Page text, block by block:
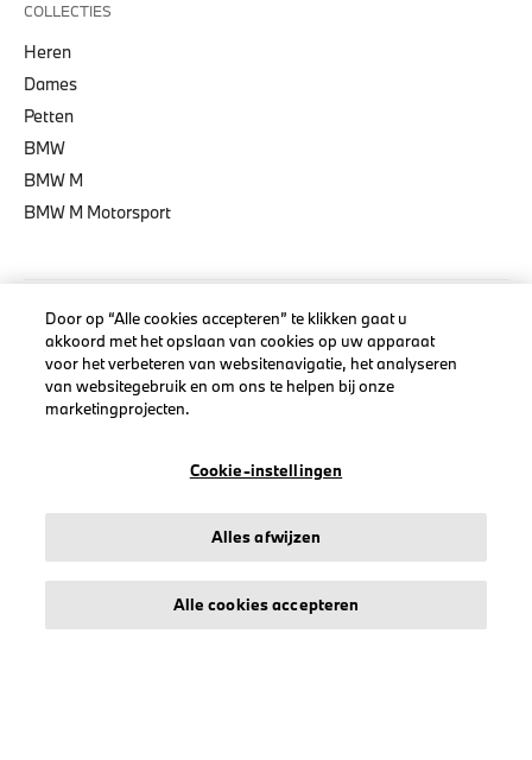
COLLECTIES
Heren
Dames
Petten
BMW
BMW M
BMW M Motorsport
LEGAL
Over stichd
Algemene Voorwaarden
Accessibility Act
© stichd sportmerchandising B.V. Reg. No. 63490757
Door op “Alle cookies accepteren” te klikken gaat u
akkoord met het opslaan van cookies op uw apparaat
voor het verbeteren van websitenavigatie, het analyseren
van websitegebruik en om ons te helpen bij onze
marketingprojecten.
Cookie-instellingen
Alles afwijzen
Alle cookies accepteren